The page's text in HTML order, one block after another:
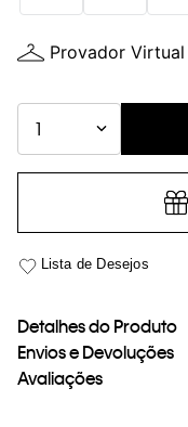
Provador Virtual
1
Detalhes do Produto
Envios e Devoluções
Avaliações